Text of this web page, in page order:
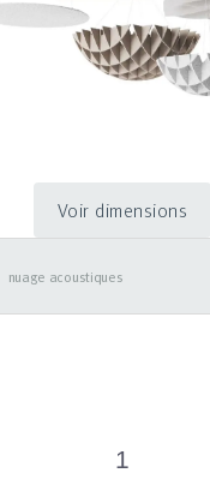
Voir dimensions